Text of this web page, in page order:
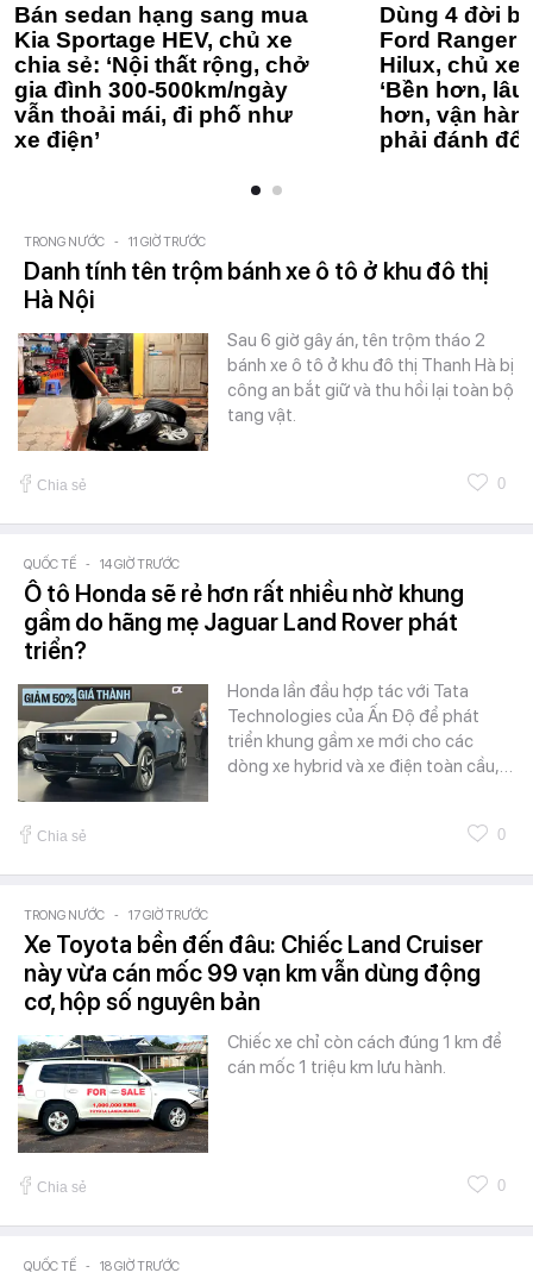
Bán sedan hạng sang mua
Kia Sportage HEV, chủ xe
chia sẻ: ‘Nội thất rộng, chở
gia đình 300-500km/ngày
vẫn thoải mái, đi phố như
xe điện’
Dùng 4 đời
Ford Ranger
Hilux, chủ xe
‘Bền hơn,
hơn, vận
phải đánh
TRONG NƯỚC - 11 GIỜ TRƯỚC
Danh tính tên trộm bánh xe ô tô ở khu đô thị
Hà Nội
Sau 6 giờ gây án, tên trộm tháo 2
bánh xe ô tô ở khu đô thị Thanh Hà bị
công an bắt giữ và thu hồi lại toàn bộ
tang vật.
Chia sẻ 0
QUỐC TẾ - 14 GIỜ TRƯỚC
Ô tô Honda sẽ rẻ hơn rất nhiều nhờ khung
gầm do hãng mẹ Jaguar Land Rover phát
triển?
Honda lần đầu hợp tác với Tata
Technologies của Ấn Độ để phát
triển khung gầm xe mới cho các
dòng xe hybrid và xe điện toàn cầu,…
Chia sẻ 0
TRONG NƯỚC - 17 GIỜ TRƯỚC
Xe Toyota bền đến đâu: Chiếc Land Cruiser
này vừa cán mốc 99 vạn km vẫn dùng động
cơ, hộp số nguyên bản
Chiếc xe chỉ còn cách đúng 1 km để
cán mốc 1 triệu km lưu hành.
Chia sẻ 0
QUỐC TẾ - 18 GIỜ TRƯỚC